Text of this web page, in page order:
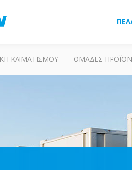
ΚΛΙΜΑΤΙΣΜΟΎ ΟΜΆΔΕΣ